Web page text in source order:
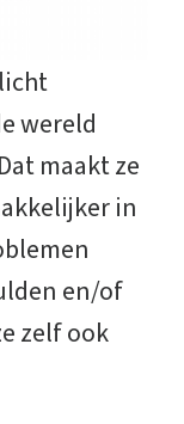
wereld
maakt ze
in
en/of
zelf ook